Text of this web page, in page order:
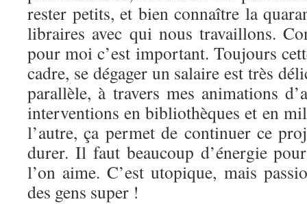
rester petits, et bien connaître la
libraires avec qui nous travaillons.
pour moi c’est important. Toujours
cadre, se dégager un salaire est très
parallèle, à travers mes animations
interventions en bibliothèques et en
l’autre, ça permet de continuer ce
durer. Il faut beaucoup d’énergie
l’on aime. C’est utopique, mais
des gens super !